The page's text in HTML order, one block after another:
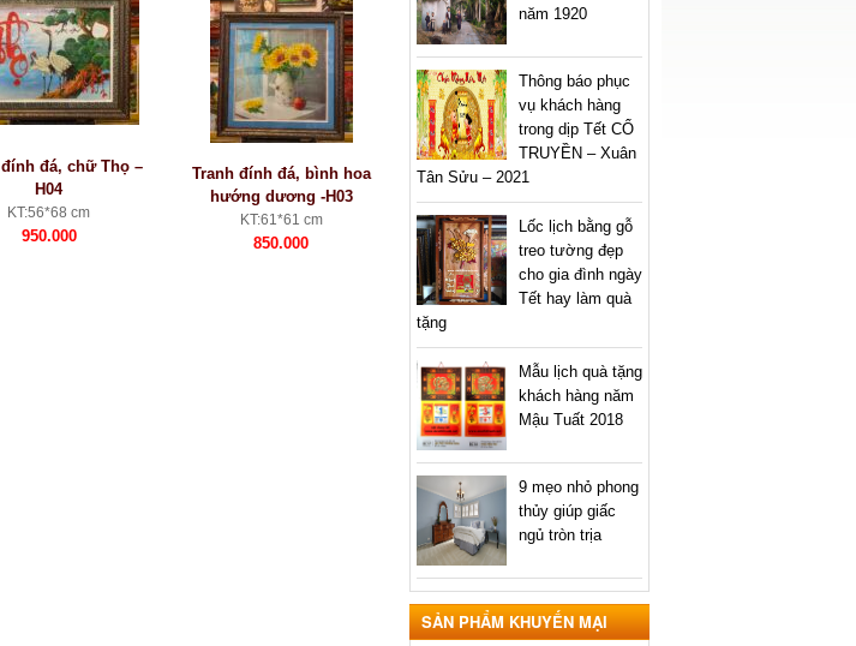
đá, chữ Thọ –
H04
KT:56*68 cm
950.000
Tranh đính đá, bình hoa
hướng dương -H03
KT:61*61 cm
850.000
năm 1920
Thông báo phục
vụ khách hàng
trong dịp Tết CỔ
TRUYỀN – Xuân
Tân Sửu – 2021
Lốc lịch bằng gỗ
treo tường đẹp
cho gia đình ngày
Tết hay làm quà
tặng
Mẫu lịch quà tặng
khách hàng năm
Mậu Tuất 2018
9 mẹo nhỏ phong
thủy giúp giấc
ngủ tròn trịa
SẢN PHẨM KHUYẾN MẠI